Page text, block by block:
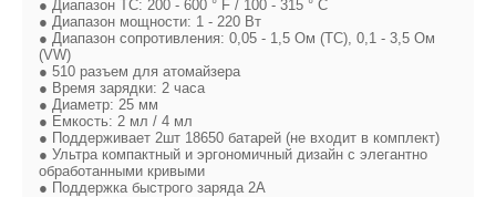
● Диапазон ТС: 200 - 600 ° F / 100 - 315 ° C
● Диапазон мощности: 1 - 220 Вт
● Диапазон сопротивления: 0,05 - 1,5 Ом (TC), 0,1 - 3,5 Ом
(VW)
● 510 разъем для атомайзера
● Время зарядки: 2 часа
● Диаметр: 25 мм
● Емкость: 2 мл / 4 мл
● Поддерживает 2шт 18650 батарей (не входит в комплект)
● Ультра компактный и эргономичный дизайн с элегантно
обработанными кривыми
● Поддержка быстрого заряда 2A